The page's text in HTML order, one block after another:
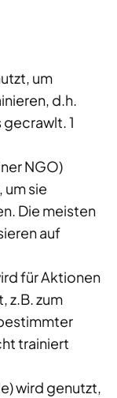
um
d.h.
gecrawlt.1
NGO)
sie
Die meisten
auf
für Aktionen
z.B. zum
trainiert
wird genutzt,